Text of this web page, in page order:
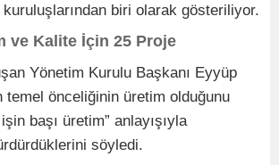
biri olarak gösteriliyor.
ve Kalite İçin 25 Proje
Yönetim Kurulu Başkanı Eyyüp
temel önceliğinin üretim olduğunu
başı üretim” anlayışıyla
söyledi.